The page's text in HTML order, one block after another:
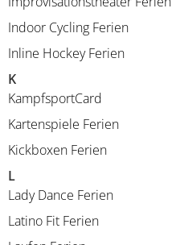
Indoor Cycling Ferien
Inline Hockey Ferien
K
KampfsportCard
Kartenspiele Ferien
Kickboxen Ferien
L
Lady Dance Ferien
Latino Fit Ferien